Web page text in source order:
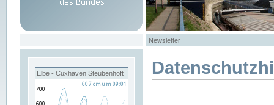
Newsletter
Elbe - Cuxhaven Steubenhöft